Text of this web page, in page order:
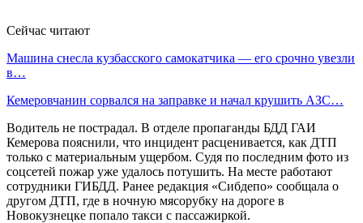
Сейчас читают
Машина снесла кузбасского самокатчика — его срочно увезли
в…
Кемеровчанин сорвался на заправке и начал крушить АЗС…
Водитель не пострадал. В отделе пропаганды БДД ГАИ
Кемерова пояснили, что инцидент расценивается, как ДТП
только с материальным ущербом. Судя по последним фото из
соцсетей пожар уже удалось потушить. На месте работают
сотрудники ГИБДД. Ранее редакция «Сибдепо» сообщала о
другом ДТП, где в ночную мясорубку на дороге в
Новокузнецке попало такси с пассажиркой.